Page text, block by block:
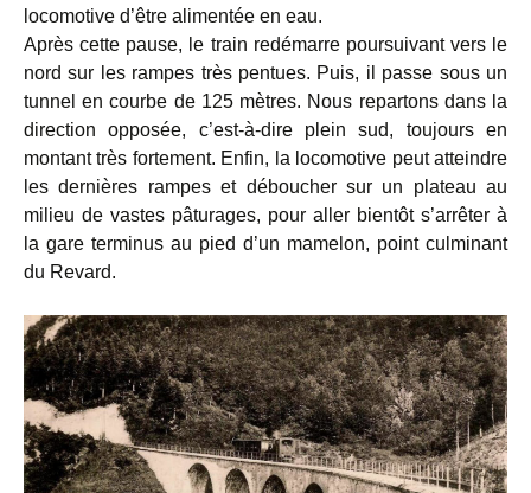
locomotive d’être alimentée en eau.
Après cette pause, le train redémarre poursuivant vers le
nord sur les rampes très pentues. Puis, il passe sous un
tunnel en courbe de 125 mètres. Nous repartons dans la
direction opposée, c’est-à-dire plein sud, toujours en
montant très fortement. Enfin, la locomotive peut atteindre
les dernières rampes et déboucher sur un plateau au
milieu de vastes pâturages, pour aller bientôt s’arrêter à
la gare terminus au pied d’un mamelon, point culminant
du Revard.